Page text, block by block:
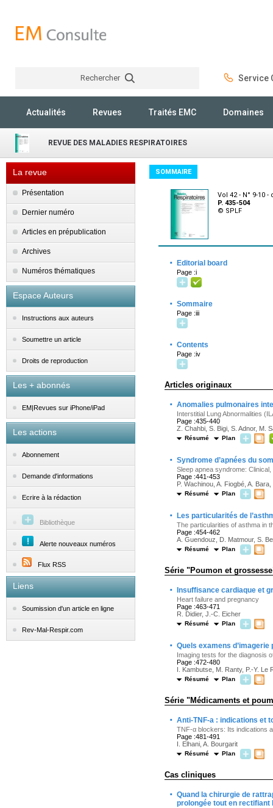
Rechercher Service
Actualités Revues Traités EMC Domaines
REVUE DES MALADIES RESPIRATOIRES
La revue
Présentation
Dernier numéro
Articles en prépublication
Archives
Numéros thématiques
Espace Auteurs
Instructions aux auteurs
Soumettre un article
Droits de reproduction
Les + abonnés
EM|Revues sur iPhone/iPad
Les actions
Abonnement
Demande d'informations
Ecrire à la rédaction
Bibliothèque
Alerte nouveaux numéros
Flux RSS
Liens
Soumission d'un article en ligne
Rev-Mal-Respir.com
SOMMAIRE
Vol 42 - N° 9-10
P. 435-504
© SPLF
· Editorial board
Page :i
· Sommaire
Page :iii
· Contents
Page :iv
Articles originaux
· Anomalies pulmonaires
Interstitial Lung Abnormalities
Page :435-440
Z. Chahbi, S. Bigi, S. Adnor, M.
Résumé Plan
· Syndrome d’apnées du
Sleep apnea syndrome:
Page :441-453
P. Wachinou, A. Fiogbé, A.
Résumé Plan
· Les particularités de
The particularities of asthma in
Page :454-462
A. Guendouz, D. Matmour, S.
Résumé Plan
Série "Poumon et
· Insuffisance cardiaque et
Heart failure and pregnancy
Page :463-471
R. Didier, J.-C. Eicher
Résumé Plan
· Quels examens
Imaging tests for the diagnosis
Page :472-480
I. Kambutse, M. Ranty, P.-Y. Le
Résumé Plan
Série "Médicaments et
· Anti-TNF-a : indications et
TNF-α blockers: Its indications
Page :481-491
I. Elhani, A. Bourgarit
Résumé Plan
Cas cliniques
· Quand la chirurgie de
prolongée tout en rectifiant